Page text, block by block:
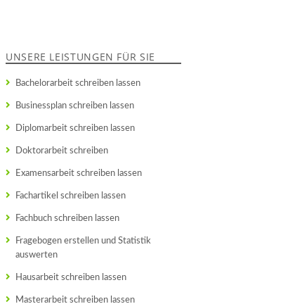
UNSERE LEISTUNGEN FÜR SIE
Bachelorarbeit schreiben lassen
Businessplan schreiben lassen
Diplomarbeit schreiben lassen
Doktorarbeit schreiben
Examensarbeit schreiben lassen
Fachartikel schreiben lassen
Fachbuch schreiben lassen
Fragebogen erstellen und Statistik
auswerten
Hausarbeit schreiben lassen
Masterarbeit schreiben lassen